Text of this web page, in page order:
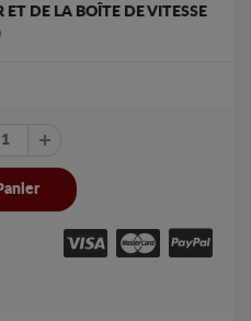
DE LA BOÎTE DE VITESSE